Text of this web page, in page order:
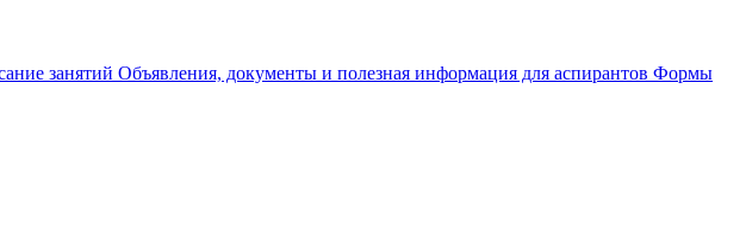
занятий Объявления, документы и полезная информация для аспирантов Формы